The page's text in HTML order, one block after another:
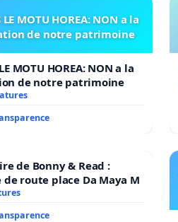
LE MOTU HOREA: NON a la
de notre patrimoine
MOTU HOREA: NON a la
de notre patrimoine
de Bonny & Read :
route place Da Maya M